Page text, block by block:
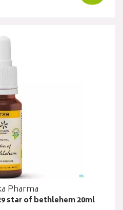
Pharma
star of bethlehem 20ml